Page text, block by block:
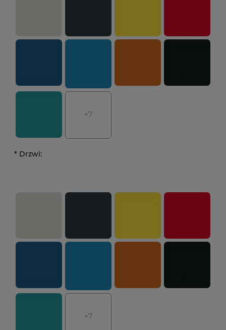
+7
* Drzwi:
+7